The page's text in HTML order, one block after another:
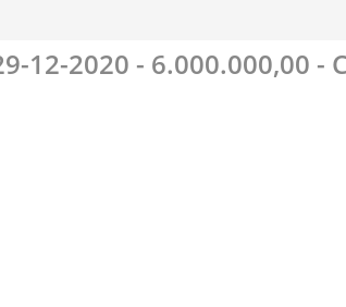
12-2020 - 6.000.000,00 -